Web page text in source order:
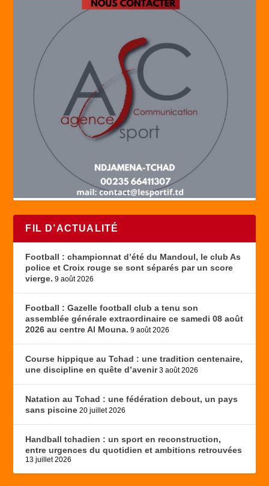
FIL D’ACTUALITÉ
Football : championnat d’été du Mandoul, le club As
police et Croix rouge se sont séparés par un score
vierge. 9 août 2026
Football : Gazelle football club a tenu son
assemblée générale extraordinaire ce samedi 08 août
2026 au centre Al Mouna. 9 août 2026
Course hippique au Tchad : une tradition centenaire,
une discipline en quête d’avenir 3 août 2026
Natation au Tchad : une fédération debout, un pays
sans piscine 20 juillet 2026
Handball tchadien : un sport en reconstruction,
entre urgences du quotidien et ambitions retrouvées
13 juillet 2026